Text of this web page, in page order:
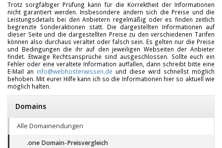
Trotz sorgfältiger Prüfung kann für die Korrektheit der Informationen
nicht garantiert werden. Insbesondere ändern sich die Preise und die
Leistungsdetails bei den Anbietern regelmäßig oder es finden zeitlich
begrenzte Sonderaktionen statt. Die dargestellten Informationen auf
dieser Seite und die dargestellten Preise zu den verschiedenen Tarifen
können also durchaus veraltet oder falsch sein. Es gelten nur die Preise
und Bedingungen die ihr auf den jeweiligen Webseiten der Anbieter
findet. Etwaige Rechtsansprüche sind ausgeschlossen. Sollte euch ein
Fehler oder eine veraltete Information auffallen, dann schreibt bitte eine
E-Mail an info@webhosterwissen.de und diese wird schnellst möglich
behoben. Mit eurer Hilfe kann ich so die Informationen hier so aktuell wie
möglich halten.
Domains
Alle Domainendungen
.one Domain-Preisvergleich